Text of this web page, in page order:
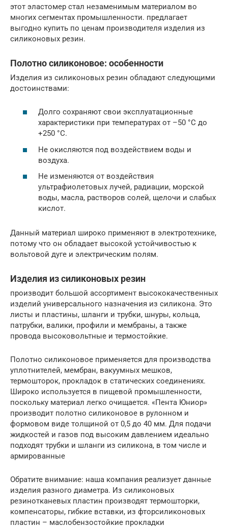
этот эластомер стал незаменимым материалом во
многих сегментах промышленности. предлагает
выгодно купить по ценам производителя изделия из
силиконовых резин.
Полотно силиконовое: особенности
Изделия из силиконовых резин обладают следующими
достоинствами:
Долго сохраняют свои эксплуатационные
характеристики при температурах от –50 °С до
+250 °С.
Не окисляются под воздействием воды и
воздуха.
Не изменяются от воздействия
ультрафиолетовых лучей, радиации, морской
воды, масла, растворов солей, щелочи и слабых
кислот.
Данный материал широко применяют в электротехнике,
потому что он обладает высокой устойчивостью к
вольтовой дуге и электрическим полям.
Изделия из силиконовых резин
производит большой ассортимент высококачественных
изделий универсального назначения из силикона. Это
листы и пластины, шланги и трубки, шнуры, кольца,
патрубки, валики, профили и мембраны, а также
провода высоковольтные и термостойкие.
Полотно силиконовое применяется для производства
уплотнителей, мембран, вакуумных мешков,
термошторок, прокладок в статических соединениях.
Широко используется в пищевой промышленности,
поскольку материал легко очищается. «Пента Юниор»
производит полотно силиконовое в рулонном и
формовом виде толщиной от 0,5 до 40 мм. Для подачи
жидкостей и газов под высоким давлением идеально
подходят трубки и шланги из силикона, в том числе и
армированные
Обратите внимание: наша компания реализует данные
изделия разного диаметра. Из силиконовых
резинотканевых пластин производят термошторки,
компенсаторы, гибкие вставки, из фторсиликоновых
пластин – маслобензостойкие прокладки